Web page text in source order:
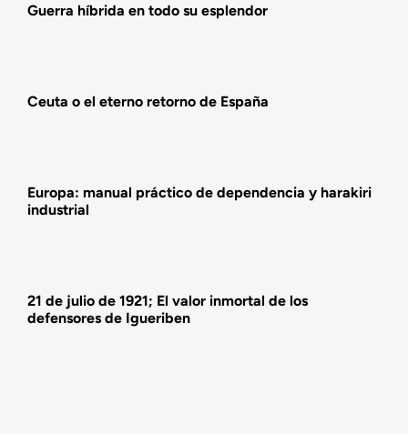
Guerra híbrida en todo su esplendor
Ceuta o el eterno retorno de España
Europa: manual práctico de dependencia y harakiri
industrial
21 de julio de 1921; El valor inmortal de los
defensores de Igueriben